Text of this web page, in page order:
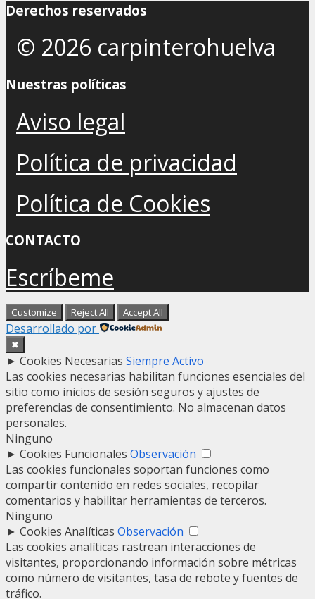
Derechos reservados
© 2026 carpinterohuelva
Nuestras políticas
Aviso legal
Política de privacidad
Política de Cookies
CONTACTO
Escríbeme
Customize Reject All Accept All
Desarrollado por
✖
► Cookies Necesarias Siempre Activo
Las cookies necesarias habilitan funciones esenciales del
sitio como inicios de sesión seguros y ajustes de
preferencias de consentimiento. No almacenan datos
personales.
Ninguno
► Cookies Funcionales Observación
Las cookies funcionales soportan funciones como
compartir contenido en redes sociales, recopilar
comentarios y habilitar herramientas de terceros.
Ninguno
► Cookies Analíticas Observación
Las cookies analíticas rastrean interacciones de
visitantes, proporcionando información sobre métricas
como número de visitantes, tasa de rebote y fuentes de
tráfico.